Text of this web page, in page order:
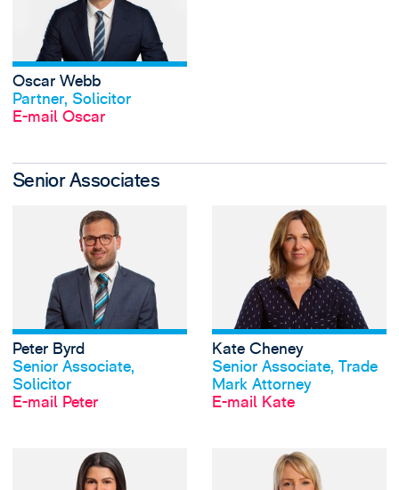
Oscar Webb
Partner, Solicitor
E-mail Oscar
Senior Associates
Peter Byrd
Senior Associate,
Solicitor
E-mail Peter
View Peter
Kate Cheney
Senior Associate, Trade
Mark Attorney
E-mail Kate
View Olivia